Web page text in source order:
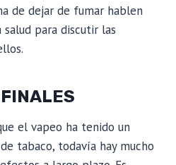
de dejar de fumar hablen
para discutir las
el vapeo ha tenido un
tabaco, todavía hay mucho